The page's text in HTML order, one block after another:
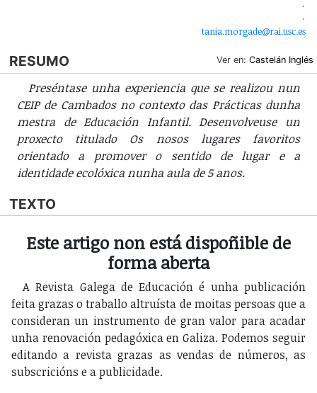
tania.morgade@rai.usc.es
RESUMO Ver en:Castelán Inglés
Preséntase unha experiencia que se realizou nun
CEIP de Cambados no contexto das Prácticas dunha
mestra de Educación Infantil. Desenvolveuse un
proxecto titulado Os nosos lugares favoritos
orientado a promover o sentido de lugar e a
identidade ecolóxica nunha aula de 5 anos.
TEXTO
Este artigo non está dispoñible de
forma aberta
A Revista Galega de Educación é unha publicación
feita grazas o traballo altruísta de moitas persoas que a
consideran un instrumento de gran valor para acadar
unha renovación pedagóxica en Galiza. Podemos seguir
editando a revista grazas as vendas de números, as
subscricións e a publicidade.